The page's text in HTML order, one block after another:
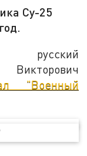
Су-25
русский
"Военный